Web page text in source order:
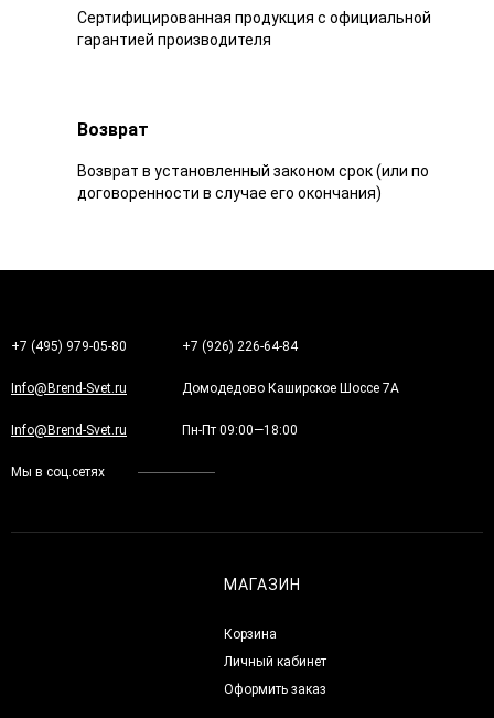
Сертифицированная продукция с официальной
гарантией производителя
Возврат
Возврат в установленный законом срок (или по
договоренности в случае его окончания)
+7 (495) 979-05-80 +7 (926) 226-64-84
Info@Brend-Svet.ru Домодедово Каширское Шоссе 7А
Info@Brend-Svet.ru Пн-Пт 09:00—18:00
Мы в соц.сетях
МАГАЗИН
Корзина
Личный кабинет
Оформить заказ